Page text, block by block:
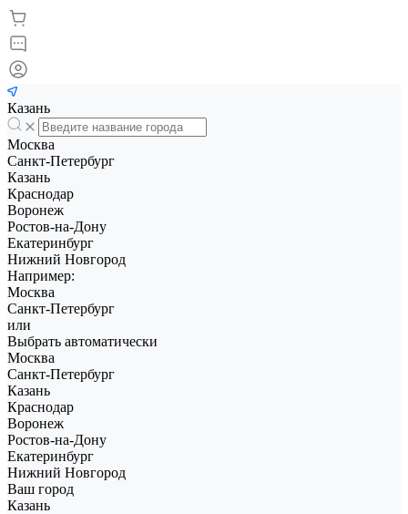
Казань
Москва
Санкт-Петербург
Казань
Краснодар
Воронеж
Ростов-на-Дону
Екатеринбург
Нижний Новгород
Например:
Москва
Санкт-Петербург
или
Выбрать автоматически
Москва
Санкт-Петербург
Казань
Краснодар
Воронеж
Ростов-на-Дону
Екатеринбург
Нижний Новгород
Ваш город
Казань